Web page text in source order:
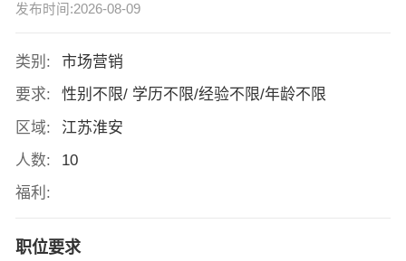
发布时间:2026-08-09
类别:
市场营销
要求:
性别不限/ 学历不限/经验不限/年龄不限
区域:
江苏淮安
人数:
10
福利:
职位要求